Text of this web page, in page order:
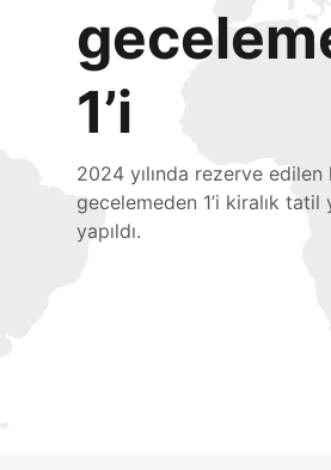
1’i
2024 yılında rezerve edilen
gecelemeden 1’i kiralık tatil
yapıldı.